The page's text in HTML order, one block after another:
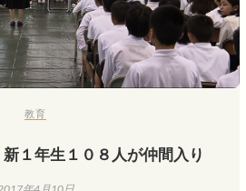
教育
１年生１０８人が仲間入り